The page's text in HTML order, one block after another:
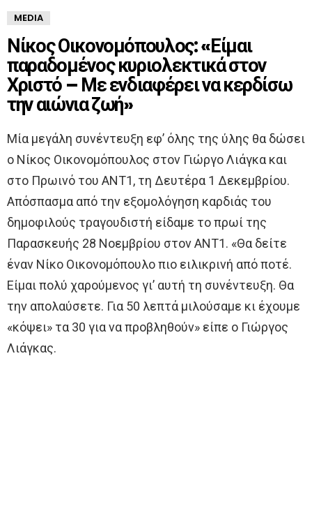
MEDIA
Νίκος Οικονομόπουλος: «Είμαι
παραδομένος κυριολεκτικά στον
Χριστό – Με ενδιαφέρει να κερδίσω
την αιώνια ζωή»
Μία μεγάλη συνέντευξη εφ’ όλης της ύλης θα δώσει
ο Νίκος Οικονομόπουλος στον Γιώργο Λιάγκα και
στο Πρωινό του ΑΝΤ1, τη Δευτέρα 1 Δεκεμβρίου.
Απόσπασμα από την εξομολόγηση καρδιάς του
δημοφιλούς τραγουδιστή είδαμε το πρωί της
Παρασκευής 28 Νοεμβρίου στον ΑΝΤ1. «Θα δείτε
έναν Νίκο Οικονομόπουλο πιο ειλικρινή από ποτέ.
Είμαι πολύ χαρούμενος γι’ αυτή τη συνέντευξη. Θα
την απολαύσετε. Για 50 λεπτά μιλούσαμε κι έχουμε
«κόψει» τα 30 για να προβληθούν» είπε ο Γιώργος
Λιάγκας.